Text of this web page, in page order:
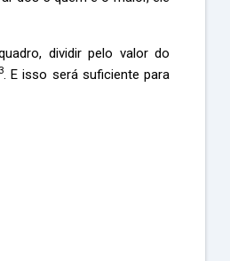
dividir pelo valor do
. E isso será suficiente para